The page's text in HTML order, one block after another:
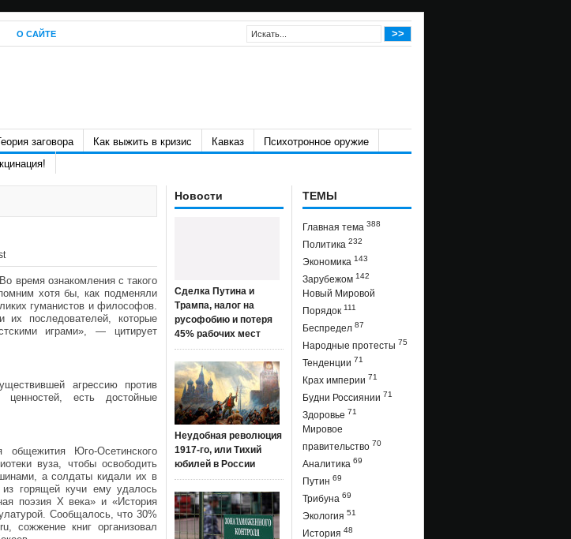
О САЙТЕ
заговора Как выжить в кризис Кавказ
Психотронное оружие
время ознакомления с такого
хотя бы, как подменяли
гуманистов и философов.
последователей, которые
играми», — цитирует
агрессию против
есть достойные
Юго-Осетинского
вуза, чтобы освободить
а солдаты кидали их в
горящей кучи ему удалось
поэзия X века» и «История
Сообщалось, что 30%
сожжение книг организовал
Новости
Сделка Путина и
Трампа, налог на
русофобию и потеря
45% рабочих мест
Неудобная революция
1917-го, или Тихий
юбилей в России
ТЕМЫ
Главная тема 388
Политика 232
Экономика 143
Зарубежом 142
Новый Мировой
Порядок 111
Беспредел 87
Народные протесты 75
Тенденции 71
Крах империи 71
Будни Россиянии 71
Здоровье 71
Мировое
правительство 70
Аналитика 69
Путин 69
Трибуна 69
Экология 51
История 48